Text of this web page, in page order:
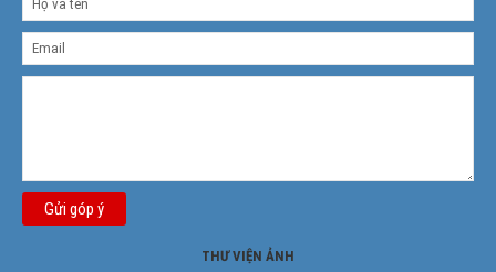
Gửi góp ý
THƯ VIỆN ẢNH